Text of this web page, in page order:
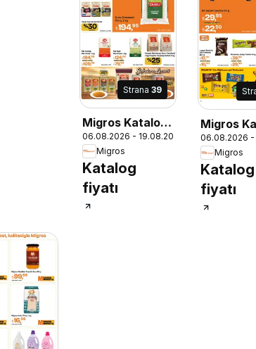
Strana39
Migros Katalog
- Migroskop
06.08.2026 - 19.08.2026
Migros
Katalog
fiyatı
Migros
-
06.08.2026 -
Migros
Katalog
fiyatı